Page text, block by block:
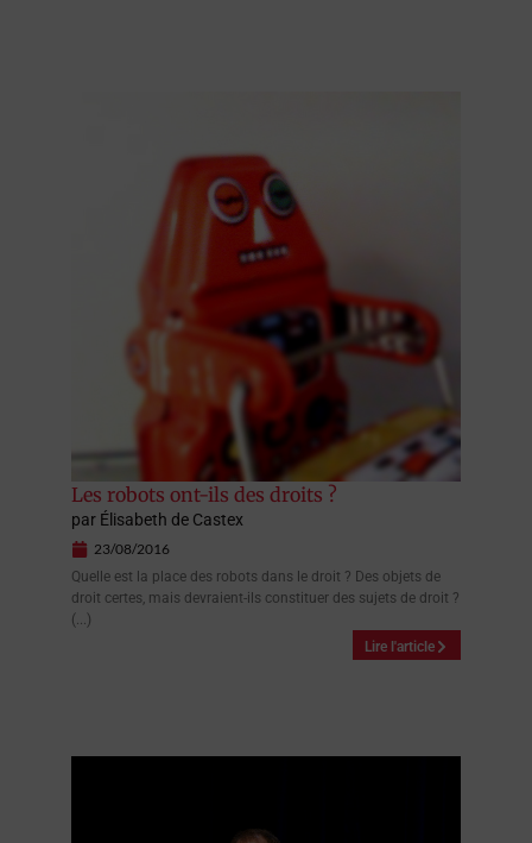
Les robots ont-ils des droits ?
par Élisabeth de Castex
23/08/2016
Quelle est la place des robots dans le droit ? Des objets de
droit certes, mais devraient-ils constituer des sujets de droit ?
(...)
Lire l'article